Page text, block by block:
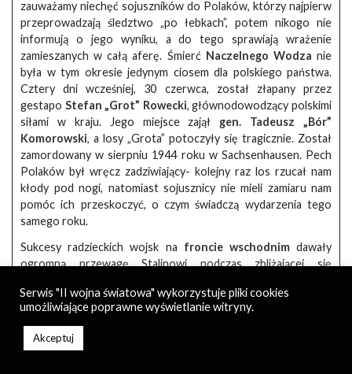
zauważamy niechęć sojuszników do Polaków, którzy najpierw
przeprowadzają śledztwo „po łebkach”, potem nikogo nie
informują o jego wyniku, a do tego sprawiają wrażenie
zamieszanych w całą aferę. Śmierć Naczelnego Wodza nie
była w tym okresie jedynym ciosem dla polskiego państwa.
Cztery dni wcześniej, 30 czerwca, został złapany przez
gestapo Stefan „Grot” Rowecki, głównodowodzący polskimi
siłami w kraju. Jego miejsce zajął gen. Tadeusz „Bór”
Komorowski, a losy „Grota” potoczyły się tragicznie. Został
zamordowany w sierpniu 1944 roku w Sachsenhausen. Pech
Polaków był wręcz zadziwiający- kolejny raz los rzucał nam
kłody pod nogi, natomiast sojusznicy nie mieli zamiaru nam
pomóc ich przeskoczyć, o czym świadczą wydarzenia tego
samego roku.
Sukcesy radzieckich wojsk na froncie wschodnimdawały
ogromną przewagę Stalinowi podczas zbliżającej się
przygotować ministrowie mocarstw, obradując w Moskwie,
potem szefowie ich państw spotkali się na wspólnych
obradach. Od początku sytuacja przedstawiała się nieciekawie.
Churchill i Stalin mieli odmienne zdania, natomiast Roosevelt
Serwis "II wojna światowa" wykorzystuje pliki cookies
umożliwiające poprawne wyświetlanie witryny.
Akceptuj